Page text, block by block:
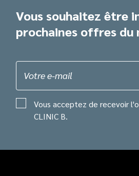
Vous souhaitez être
prochaines offres du
Votre e-mail
Vous acceptez de recevoir
CLINIC B.